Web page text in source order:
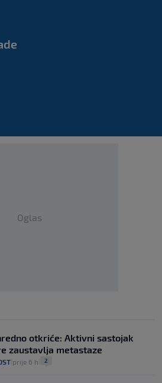
Oglas
otkriće: Aktivni sastojak
zaustavlja metastaze
prije 6 h 2